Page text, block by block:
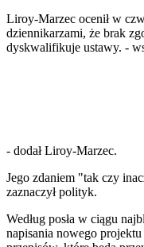
Programy
Sprzęt
Muzyka
Książki
Teatr
Magia
Numerologia
Sennik
Liroy-Marzec ocenił w
dziennikarzami, że brak
dyskwalifikuje ustawy. -
- dodał Liroy-Marzec.
Jego zdaniem "tak czy
zaznaczył polityk.
Według posła w ciągu
napisania nowego